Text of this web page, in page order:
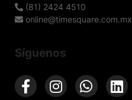
(81) 2424 4510
online@timesquare.com.mx
Síguenos